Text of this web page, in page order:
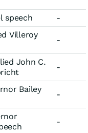
speech -
Villeroy
-
John C.
-
Bailey
-
-